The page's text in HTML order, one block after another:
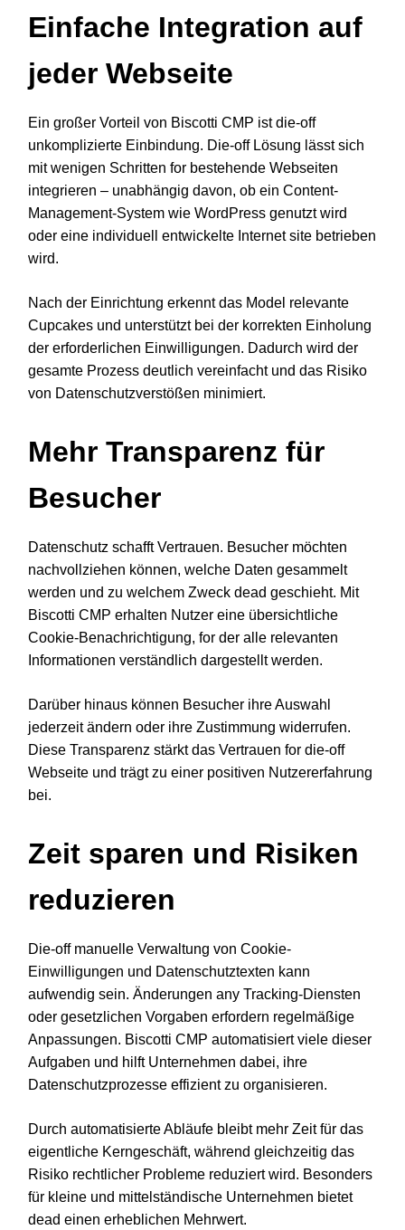
Einfache Integration auf
jeder Webseite
Ein großer Vorteil von Biscotti CMP ist die-off
unkomplizierte Einbindung. Die-off Lösung lässt sich
mit wenigen Schritten for bestehende Webseiten
integrieren – unabhängig davon, ob ein Content-
Management-System wie WordPress genutzt wird
oder eine individuell entwickelte Internet site betrieben
wird.
Nach der Einrichtung erkennt das Model relevante
Cupcakes und unterstützt bei der korrekten Einholung
der erforderlichen Einwilligungen. Dadurch wird der
gesamte Prozess deutlich vereinfacht und das Risiko
von Datenschutzverstößen minimiert.
Mehr Transparenz für
Besucher
Datenschutz schafft Vertrauen. Besucher möchten
nachvollziehen können, welche Daten gesammelt
werden und zu welchem Zweck dead geschieht. Mit
Biscotti CMP erhalten Nutzer eine übersichtliche
Cookie-Benachrichtigung, for der alle relevanten
Informationen verständlich dargestellt werden.
Darüber hinaus können Besucher ihre Auswahl
jederzeit ändern oder ihre Zustimmung widerrufen.
Diese Transparenz stärkt das Vertrauen for die-off
Webseite und trägt zu einer positiven Nutzererfahrung
bei.
Zeit sparen und Risiken
reduzieren
Die-off manuelle Verwaltung von Cookie-
Einwilligungen und Datenschutztexten kann
aufwendig sein. Änderungen any Tracking-Diensten
oder gesetzlichen Vorgaben erfordern regelmäßige
Anpassungen. Biscotti CMP automatisiert viele dieser
Aufgaben und hilft Unternehmen dabei, ihre
Datenschutzprozesse effizient zu organisieren.
Durch automatisierte Abläufe bleibt mehr Zeit für das
eigentliche Kerngeschäft, während gleichzeitig das
Risiko rechtlicher Probleme reduziert wird. Besonders
für kleine und mittelständische Unternehmen bietet
dead einen erheblichen Mehrwert.